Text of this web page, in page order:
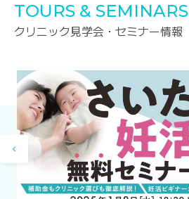
TOURS & SEMINARS
クリニック見学会・セミナー情報